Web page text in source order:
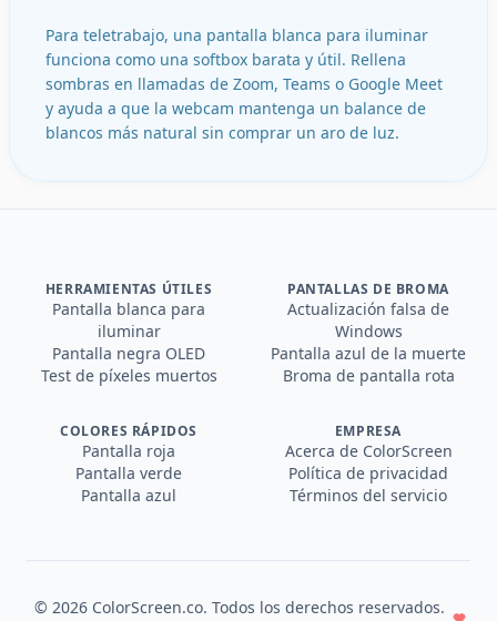
Para teletrabajo, una pantalla blanca para iluminar
funciona como una softbox barata y útil. Rellena
sombras en llamadas de Zoom, Teams o Google Meet
y ayuda a que la webcam mantenga un balance de
blancos más natural sin comprar un aro de luz.
HERRAMIENTAS ÚTILES
Pantalla blanca para
iluminar
Pantalla negra OLED
Test de píxeles muertos
PANTALLAS DE BROMA
Actualización falsa de
Windows
Pantalla azul de la muerte
Broma de pantalla rota
COLORES RÁPIDOS
Pantalla roja
Pantalla verde
Pantalla azul
EMPRESA
Acerca de ColorScreen
Política de privacidad
Términos del servicio
©2026 ColorScreen.co.Todos los derechos reservados.